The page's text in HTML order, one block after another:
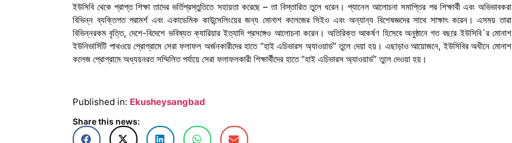
ইউসিবি থেকে প্রাপ্ত শিক্ষা তাদের ভর্তিপ্রস্তুতিতে সহায়তা করেছে – তা বিস্তারিত তুলে ধরেন। প্যানেল আলোচনা সমাপ্তির পর শিক্ষার্থী এবং অভিভাবকরা
বিভিন্ন ব্যক্তিগত পরামর্শ এবং একাডেমিক কাউন্সেলিংয়ের জন্য মোনাশ কলেজের সিইও এবং অন্যান্য বিশেষজ্ঞদের সাথে সাক্ষাৎ করেন। এসময় তারা
বিভিন্নরকম বৃত্তি, দেশে-বিদেশে ভবিষ্যত ক্যারিয়ার ইত্যাদি প্রসঙ্গেও আলোচনা করেন। অতিরিক্ত আকর্ষণ হিসেবে অনুষ্ঠানে গত বছরে ইউসিবি‍‍`র মোনাশ
ইউনিভার্সিটি পাথওয়ে প্রোগ্রামে সেরা ফলাফল অর্জনকারীদের হাতে “হাই এচিভারস অ্যাওয়ার্ড” তুলে দেয়া হয়। এছাড়াও আয়োজনে, ইউসিবির অধীনে মোনাশ
কলেজ প্রোগ্রামে অধ্যয়নরত সম্মিলিত পর্যায়ে সেরা ফলাফলকারী শিক্ষার্থীদের হাতে “হাই এচিভারস অ্যাওয়ার্ড” তুলে দেওয়া হয়।
Published in: Ekusheysangbad
Share this news: